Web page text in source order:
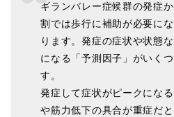
ギランバレー症候群の発症
割では歩行に補助が必要に
ります。発症の症状や状態
になる「予測因子」がいく
す。
発症して症状がピークにな
や筋力低下の具合が重症だ